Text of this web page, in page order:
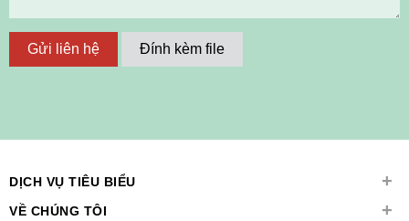
Gửi liên hệ Đính kèm file
DỊCH VỤ TIÊU BIỂU +
VỀ CHÚNG TÔI +